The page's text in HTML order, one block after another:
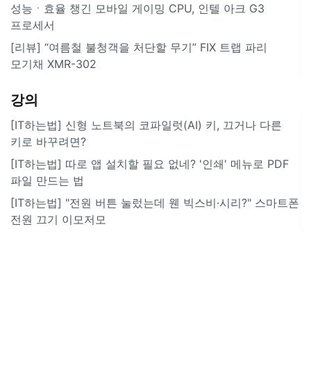
성능ㆍ효율 챙긴 모바일 게이밍 CPU, 인텔 아크 G3
프로세서
[리뷰] “여름철 불청객을 처단할 무기” FIX 트랩 파리
모기채 XMR-302
강의
[IT하는법] 신형 노트북의 코파일럿(AI) 키, 끄거나 다른
키로 바꾸려면?
[IT하는법] 따로 앱 설치할 필요 없네? '인쇄' 메뉴로 PDF
파일 만드는 법
[IT하는법] "전원 버튼 눌렀는데 웬 빅스비·시리?" 스마트폰
전원 끄기 이모저모